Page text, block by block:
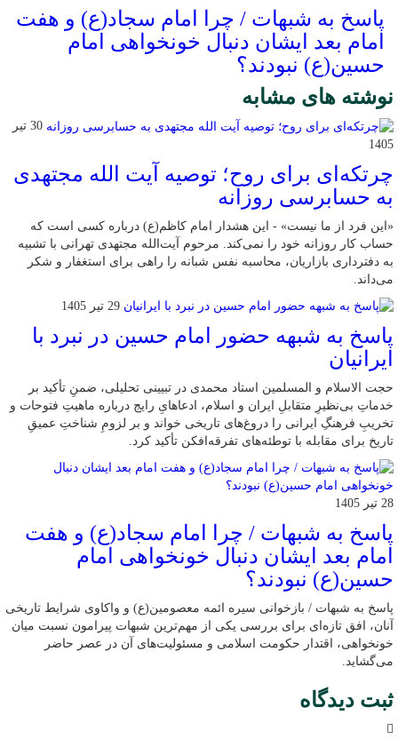
پاسخ به شبهات / چرا امام سجاد(ع) و هفت
امام بعد ایشان دنبال خونخواهی امام
حسین(ع) نبودند؟
نوشته های مشابه
30 تیر
1405
چرتکه‌ای برای روح؛ توصیه آیت‌ الله مجتهدی
به حسابرسی روزانه
«این فرد از ما نیست» - این هشدار امام کاظم(ع) درباره کسی است که
حساب کار روزانه خود را نمی‌کند. مرحوم آیت‌الله مجتهدی تهرانی با تشبیه
به دفترداری بازاریان، محاسبه نفس شبانه را راهی برای استغفار و شکر
می‌داند.
29 تیر 1405
پاسخ به شبهه حضور امام حسین در نبرد با
ایرانیان
حجت الاسلام و المسلمین استاد محمدی در تبیینی تحلیلی، ضمنِ تأکید بر
خدماتِ بی‌نظیرِ متقابلِ ایران و اسلام، ادعاهایِ رایج درباره ماهیتِ فتوحات و
تخریبِ فرهنگِ ایرانی را دروغ‌های تاریخی خواند و بر لزومِ شناختِ عمیقِ
تاریخ برای مقابله با توطئه‌های تفرقه‌افکن تأکید کرد.
28 تیر 1405
پاسخ به شبهات / چرا امام سجاد(ع) و هفت
امام بعد ایشان دنبال خونخواهی امام
حسین(ع) نبودند؟
پاسخ به شبهات / بازخوانی سیره ائمه معصومین(ع) و واکاوی شرایط تاریخی
آنان، افق تازه‌ای برای بررسی یکی از مهم‌ترین شبهات پیرامون نسبت میان
خونخواهی، اقتدار حکومت اسلامی و مسئولیت‌های آن در عصر حاضر
می‌گشاید.
ثبت دیدگاه